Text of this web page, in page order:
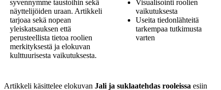
syvennymme taustoihin sekä
näyttelijöiden uraan. Artikkeli
tarjoaa sekä nopean
yleiskatsauksen että
perusteellista tietoa roolien
merkityksestä ja elokuvan
kulttuurisesta vaikutuksesta.
Visualisointi roolien
vaikutuksesta
Useita tiedonlähteitä
tarkempaa tutkimusta
varten
Artikkeli käsittelee elokuvan Jali ja suklaatehdas rooleissa esiin